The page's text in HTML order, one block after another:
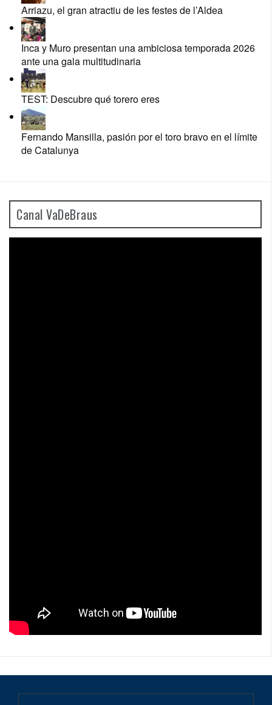
Arriazu, el gran atractiu de les festes de l’Aldea
Inca y Muro presentan una ambiciosa temporada 2026
ante una gala multitudinaria
TEST: Descubre qué torero eres
Fernando Mansilla, pasión por el toro bravo en el límite
de Catalunya
Canal VaDeBraus